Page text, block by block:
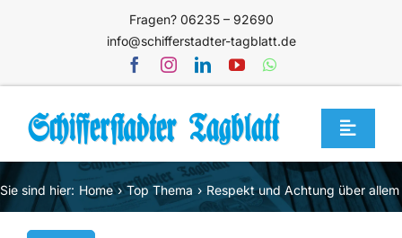
Fragen? 06235 – 92690
info@schifferstadter-tagblatt.de
Toggle
Home
Themen
Sie sind hier: Home Top Thema Respekt und Achtung über allem